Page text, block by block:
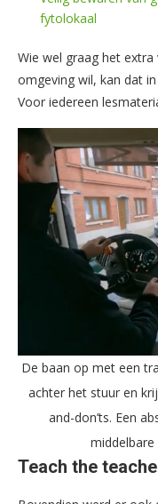
fytolokaal
Wie wel graag het
omgeving wil, kan dat
Voor iedereen
De baan op met een
achter het stuur en
and-don’ts. Een
Teach the